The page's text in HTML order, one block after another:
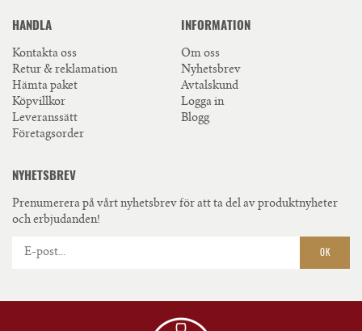
HANDLA
Kontakta oss
Retur & reklamation
Hämta paket
Köpvillkor
Leveranssätt
Företagsorder
INFORMATION
Om oss
Nyhetsbrev
Avtalskund
Logga in
Blogg
NYHETSBREV
Prenumerera på vårt nyhetsbrev för att ta del av produktnyheter
och erbjudanden!
OK